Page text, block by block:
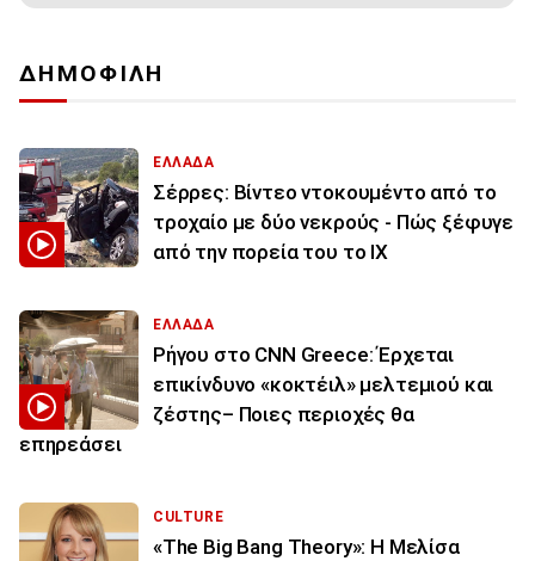
ΔΗΜΟΦΙΛΗ
ΕΛΛΑΔΑ
Σέρρες: Βίντεο ντοκουμέντο από το
τροχαίο με δύο νεκρούς - Πώς ξέφυγε
από την πορεία του το ΙΧ
ΕΛΛΑΔΑ
Ρήγου στο CNN Greece: Έρχεται
επικίνδυνο «κοκτέιλ» μελτεμιού και
ζέστης– Ποιες περιοχές θα
επηρεάσει
CULTURE
«The Big Bang Theory»: Η Μελίσα